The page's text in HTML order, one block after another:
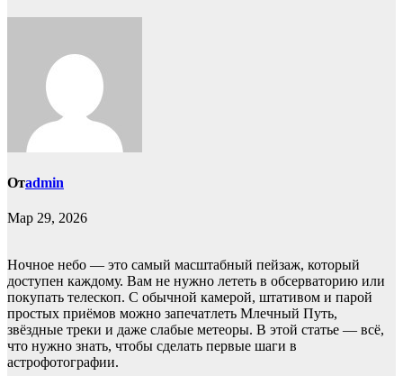
Отadmin
Мар 29, 2026
Ночное небо — это самый масштабный пейзаж, который
доступен каждому. Вам не нужно лететь в обсерваторию или
покупать телескоп. С обычной камерой, штативом и парой
простых приёмов можно запечатлеть Млечный Путь,
звёздные треки и даже слабые метеоры. В этой статье — всё,
что нужно знать, чтобы сделать первые шаги в
астрофотографии.